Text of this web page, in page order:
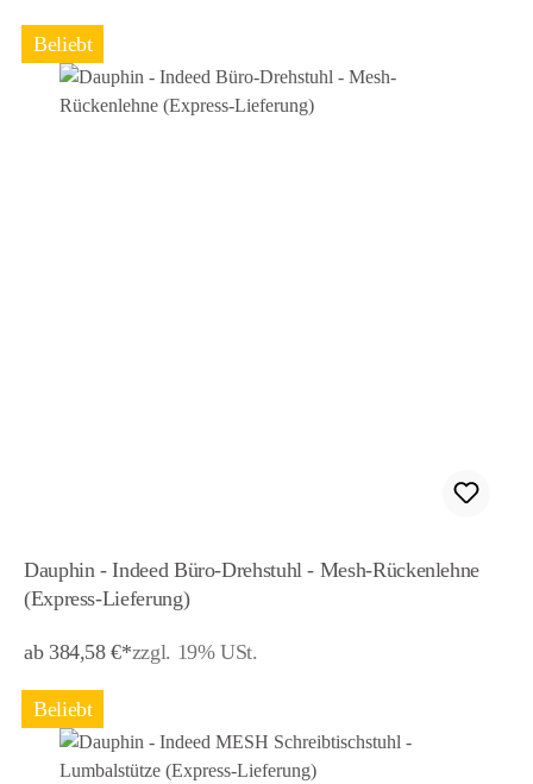
Beliebt
Dauphin - Indeed Büro-Drehstuhl - Mesh-Rückenlehne
(Express-Lieferung)
ab 384,58 €*zzgl. 19% USt.
Beliebt